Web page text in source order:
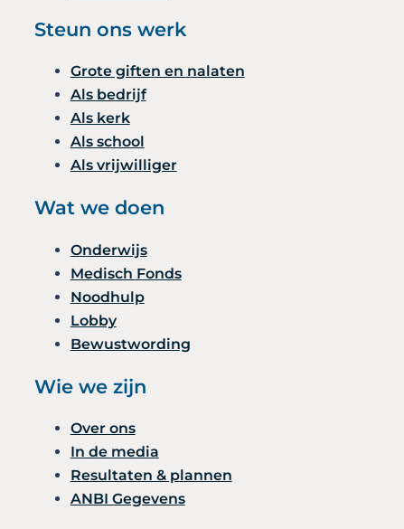
Steun ons werk
Grote giften en nalaten
Als bedrijf
Als kerk
Als school
Als vrijwilliger
Wat we doen
Onderwijs
Medisch Fonds
Noodhulp
Lobby
Bewustwording
Wie we zijn
Over ons
In de media
Resultaten & plannen
ANBI Gegevens